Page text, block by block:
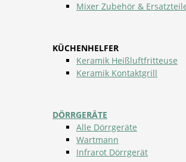
Mixer Zubehör &
KÜCHENHELFER
Keramik Heißluftfritteuse
Keramik Kontaktgrill
DÖRRGERÄTE
Alle Dörrgeräte
Wartmann
Infrarot Dörrgerät